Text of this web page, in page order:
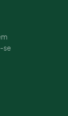
se